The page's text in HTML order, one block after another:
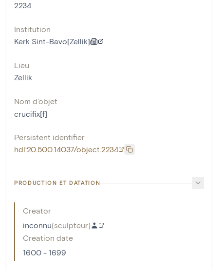
2234
Institution
Kerk Sint-Bavo[Zellik]
Lieu
Zellik
Nom d'objet
crucifix[f]
Persistent identifier
hdl:20.500.14037/object.2234
PRODUCTION ET DATATION
Creator
inconnu(sculpteur)
Creation date
1600 - 1699